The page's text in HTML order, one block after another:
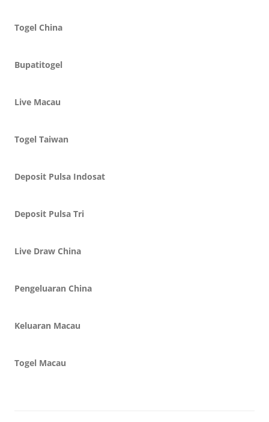
Togel China
Bupatitogel
Live Macau
Togel Taiwan
Deposit Pulsa Indosat
Deposit Pulsa Tri
Live Draw China
Pengeluaran China
Keluaran Macau
Togel Macau